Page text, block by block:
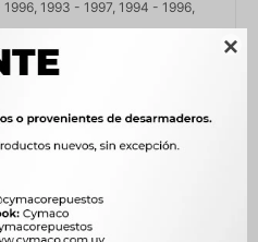

1993 - 1997, 1994 - 1996,
QUANTUM, SANTANA,